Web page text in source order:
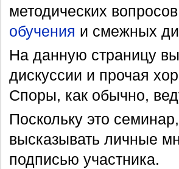
методических
обучения и смежных
На данную страницу
дискуссии и прочая
Споры, как обычно,
Поскольку это
высказывать личные
подписью участника.